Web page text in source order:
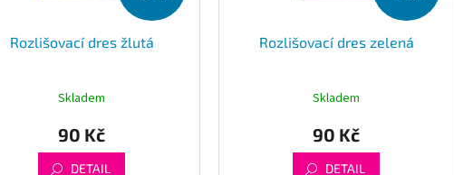
Rozlišovací dres žlutá
Skladem
90 Kč
DETAIL
Rozlišovací dres zelená
Skladem
90 Kč
DETAIL